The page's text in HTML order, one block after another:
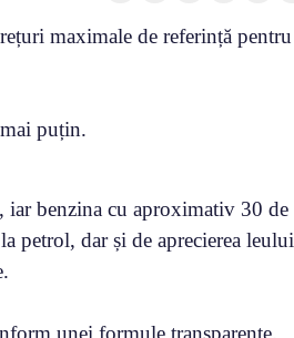
maximale de referință pentru
puțin.
iar benzina cu aproximativ 30 de
petrol, dar și de aprecierea leului
unei formule transparente.